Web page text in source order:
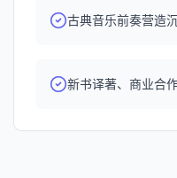
古典音乐前奏营造
新书译著、商业合